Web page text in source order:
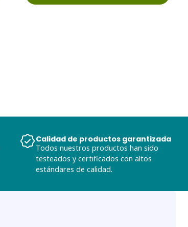
Calidad de productos garantizada
Todos nuestros productos han sido
testeados y certificados con altos
estándares de calidad.